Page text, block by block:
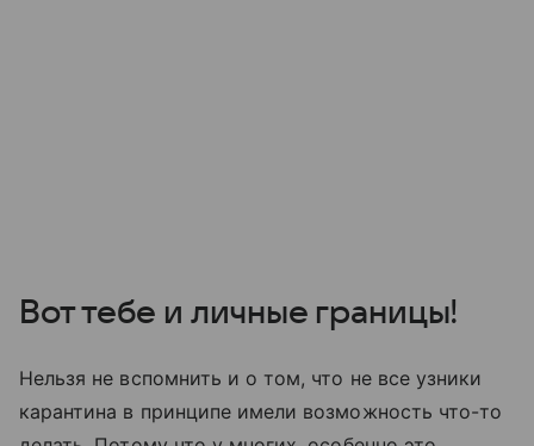
Вот тебе и личные границы!
Нельзя не вспомнить и о том, что не все узники
карантина в принципе имели возможность что-то